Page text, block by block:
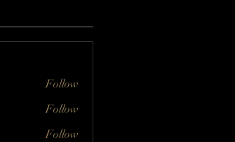
Follow
Follow
Follow